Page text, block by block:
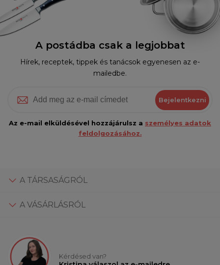
A postádba csak a legjobbat
Hírek, receptek, tippek és tanácsok egyenesen az e-
mailedbe.
Bejelentkezni
Az e-mail elküldésével hozzájárulsz a személyes adatok
feldolgozásához.
A TÁRSASÁGRÓL
A VÁSÁRLÁSRÓL
Kérdésed van?